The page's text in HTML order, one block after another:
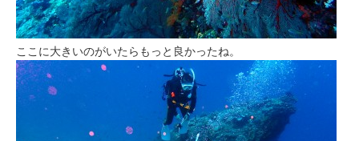
ここに大きいのがいたらもっと良かったね。